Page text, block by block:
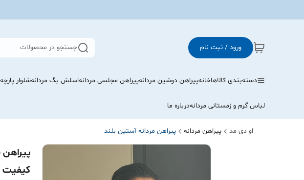
ورود / ثبت نام جستجو در محصولات
دسته‌بندی کالاهاخانهپیراهن دوشین مردانهپیراهن مجلسی مردانهاسلش بگ مردانهشلوار
لباس گرم و زمستانی مردانهدرباره ما
او دی مد پیراهن مردانه پیراهن مردانه آستین بلند
کیفیت